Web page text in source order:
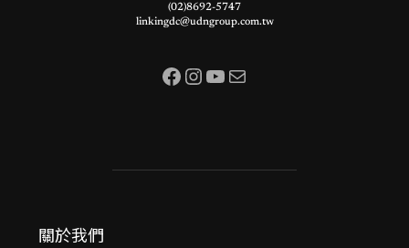
(02)8692-5747
linkingdc@udngroup.com.tw
Facebook InstagramYouTube 電子郵件
關於我們